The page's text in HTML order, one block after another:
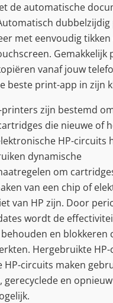
de automatische
met eenvoudig
Gemakkelijk
vanaf jouw
beste print-app in zijn
printers zijn bestemd
die nieuwe of
HP-circuits
dynamische
om
van een chip of
van HP zijn. Door
wordt de
en blokkeren
Hergebruikte HP-
HP-circuits maken
gerecyclede en